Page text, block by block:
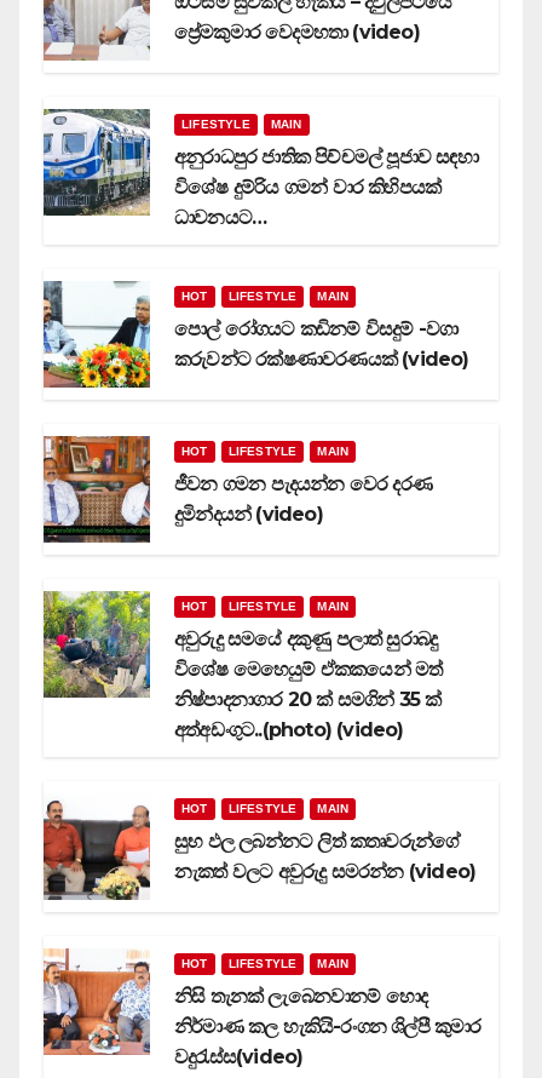
ප්‍රේමකුමාර වෙදමහතා (video)
LIFESTYLE MAIN
අනුරාධපුර ජාතික පිච්චමල් පූජාව සඳහා
විශේෂ දුම්රිය ගමන් වාර කිහිපයක්
ධාවනයට…
HOT LIFESTYLE MAIN
පොල් රෝගයට කඩිනම් විසදුම් -වගා
කරුවන්ට රක්ෂණාවරණයක් (video)
HOT LIFESTYLE MAIN
ජීවන ගමන පැදයන්න වෙර දරණ
දුමින්දයන් (video)
HOT LIFESTYLE MAIN
අවුරුදු සමයේ දකුණු පලාත් සුරාබදු
විශේෂ මෙහෙයුම් ඒකකයෙන් මත්
නිෂ්පාදනාගාර 20 ක් සමගින් 35 ක්
අත්අඩංගුට..(photo) (video)
HOT LIFESTYLE MAIN
සුභ ඵල ලබන්නට ලිත් කතෘවරුන්ගේ
නැකත් වලට අවුරුදු සමරන්න (video)
HOT LIFESTYLE MAIN
නිසි තැනක් ලැබෙනවානම් හොද
නිර්මාණ කල හැකියි-රංගන ශිල්පී කුමාර
වදුරැස්ස(video)